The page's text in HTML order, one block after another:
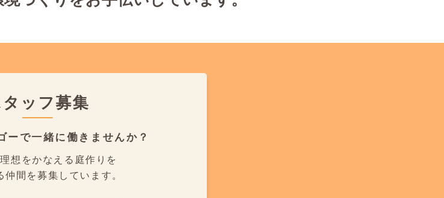
タッフ募集
ーで一緒に働きませんか？
想をかなえる庭作りを
仲間を募集しています。